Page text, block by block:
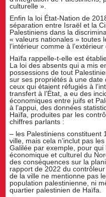
culturelle ».
Enfin la loi État-Nation de
séparation entre Israël et la
Palestiniens dans la
« valeurs nationales » toutes
l’intérieur comme à
Haïfa rappelle-t-elle est
La loi des absents qui a mis
possessions de tout
sur ses propriétés à une
ceux qui étaient réfugiés à
transfert à l’État, a eu des
économiques entre juifs et
à l’appui, des données
Haïfa, produites par les
chiffres parlants :
– les Palestiniens constituent
ville, mais cela n’inclut pas
Galilée par exemple, pour
économique et culturel du
des conséquences sur la
rapport de 2022 du
de la ville ne mentionne pas
population palestinienne, ni
quartier palestinien de Haïfa.